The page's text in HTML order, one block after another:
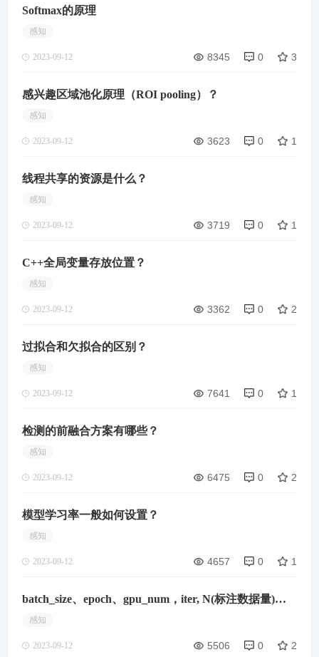
Softmax的原理
感知
2023-09-12 8345 0 3
感兴趣区域池化原理（ROI pooling）？
感知
2023-09-12 3623 0 1
线程共享的资源是什么？
感知
2023-09-12 3719 0 1
C++全局变量存放位置？
感知
2023-09-12 3362 0 2
过拟合和欠拟合的区别？
感知
2023-09-12 7641 0 1
检测的前融合方案有哪些？
感知
2023-09-12 6475 0 2
模型学习率一般如何设置？
感知
2023-09-12 4657 0 1
batch_size、epoch、gpu_num，iter, N(标注数据量)之
间的关系是怎样的，怎么计算？
感知
2023-09-12 5506 0 2